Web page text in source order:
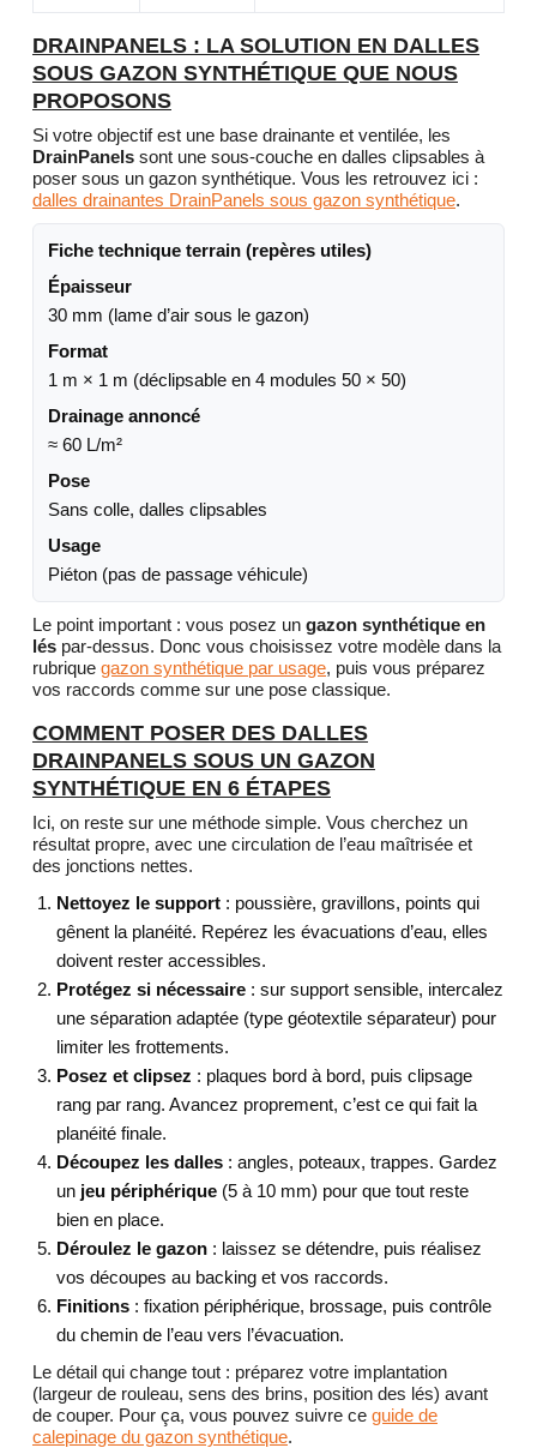
DRAINPANELS : LA SOLUTION EN DALLES
SOUS GAZON SYNTHÉTIQUE QUE NOUS
PROPOSONS
Si votre objectif est une base drainante et ventilée, les
DrainPanels sont une sous-couche en dalles clipsables à
poser sous un gazon synthétique. Vous les retrouvez ici :
dalles drainantes DrainPanels sous gazon synthétique.
Fiche technique terrain (repères utiles)
Épaisseur
30 mm (lame d’air sous le gazon)
Format
1 m × 1 m (déclipsable en 4 modules 50 × 50)
Drainage annoncé
≈ 60 L/m²
Pose
Sans colle, dalles clipsables
Usage
Piéton (pas de passage véhicule)
Le point important : vous posez un gazon synthétique en
lés par-dessus. Donc vous choisissez votre modèle dans la
rubrique gazon synthétique par usage, puis vous préparez
vos raccords comme sur une pose classique.
COMMENT POSER DES DALLES
DRAINPANELS SOUS UN GAZON
SYNTHÉTIQUE EN 6 ÉTAPES
Ici, on reste sur une méthode simple. Vous cherchez un
résultat propre, avec une circulation de l’eau maîtrisée et
des jonctions nettes.
Nettoyez le support : poussière, gravillons, points qui
gênent la planéité. Repérez les évacuations d’eau, elles
doivent rester accessibles.
Protégez si nécessaire : sur support sensible, intercalez
une séparation adaptée (type géotextile séparateur) pour
limiter les frottements.
Posez et clipsez : plaques bord à bord, puis clipsage
rang par rang. Avancez proprement, c’est ce qui fait la
planéité finale.
Découpez les dalles : angles, poteaux, trappes. Gardez
un jeu périphérique (5 à 10 mm) pour que tout reste
bien en place.
Déroulez le gazon : laissez se détendre, puis réalisez
vos découpes au backing et vos raccords.
Finitions : fixation périphérique, brossage, puis contrôle
du chemin de l’eau vers l’évacuation.
Le détail qui change tout : préparez votre implantation
(largeur de rouleau, sens des brins, position des lés) avant
de couper. Pour ça, vous pouvez suivre ce guide de
calepinage du gazon synthétique.